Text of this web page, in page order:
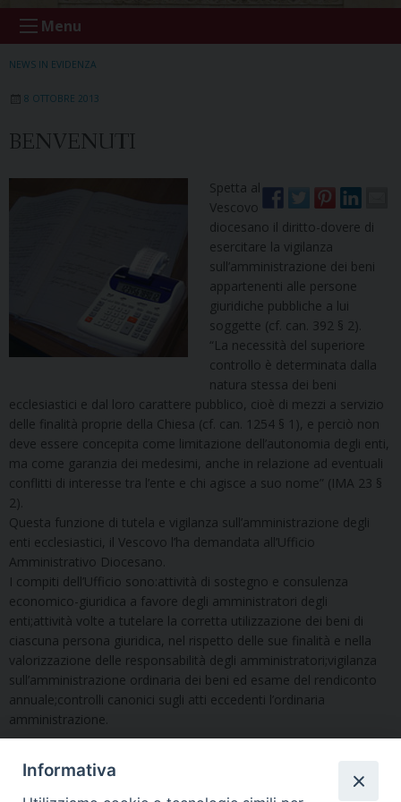
Menu
NEWS IN EVIDENZA
8 OTTOBRE 2013
BENVENUTI
Spetta al
Vescovo
diocesano il diritto-dovere di
esercitare la vigilanza
sull’amministrazione dei beni
appartenenti alle persone
giuridiche pubbliche a lui
soggette (cf. can. 392 § 2).
“La necessità del superiore
controllo è determinata dalla
natura stessa dei beni
ecclesiastici e dal loro carattere pubblico, cioè di mezzi a servizio
delle finalità proprie della Chiesa (cf. can. 1254 § 1), e perciò non
deve essere concepita come limitazione dell’autonomia degli enti,
ma come garanzia dei medesimi, anche in relazione ad eventuali
conflitti di interesse tra l’ente e chi agisce a suo nome” (IMA 23 §
2).
Questa funzione di tutela e vigilanza sull’amministrazione degli
enti ecclesiastici, il Vescovo l’ha demandata all’Ufficio
Amministrativo Diocesano.
I compiti dell’Ufficio sono:attività di sostegno e consulenza
economico-giuridica a favore degli amministratori degli
enti;attività volte a tutelare la corretta utilizzazione dei beni di
ciascuna persona giuridica, nel rispetto delle sue finalità e nella
valorizzazione delle responsabilità degli amministratori;vigilanza
sull’amministrazione ordinaria dei beni ed esame del rendiconto
annuale;controlli canonici sugli atti eccedenti l’ordinaria
amministrazione.
Informativa